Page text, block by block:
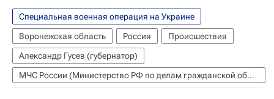
Специальная военная операция на Украине
Воронежская область
Россия
Происшествия
Александр Гусев (губернатор)
МЧС России (Министерство РФ по делам гражданской обороны, чрезвычайным ситуациям и ликвидации последствий стихийных бедствий)